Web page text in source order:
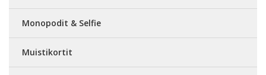
Monopodit & Selfie
Muistikortit